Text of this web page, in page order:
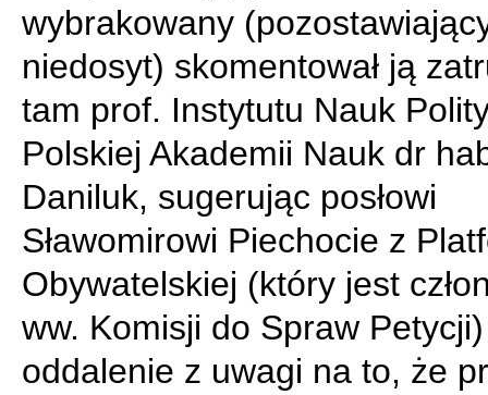
wybrakowany
niedosyt) skomentował ją
tam prof. Instytutu Nauk
Polskiej Akademii Nauk dr
Daniluk, sugerując posłowi
Sławomirowi Piechocie z
Obywatelskiej (który jest
ww. Komisji do Spraw
oddalenie z uwagi na to, że